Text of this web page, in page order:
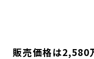
販売価格は2,580